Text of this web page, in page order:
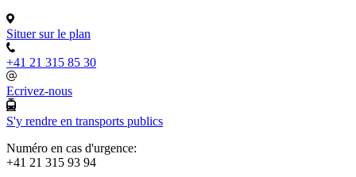
Situer sur le plan
+41 21 315 85 30
Ecrivez-nous
S'y rendre en transports publics
Numéro en cas d'urgence:
+41 21 315 93 94